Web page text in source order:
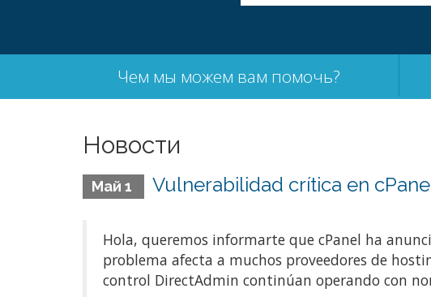
Чем мы можем вам помочь?
Новости
Май 1 Vulnerabilidad crítica en
Hola, queremos informarte que cPanel ha
problema afecta a muchos proveedores de
control DirectAdmin continúan operando con